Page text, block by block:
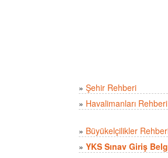
» Şehir Rehberi
» Havalimanları Rehberi
» Büyükelçilikler
» YKS Sınav Giriş